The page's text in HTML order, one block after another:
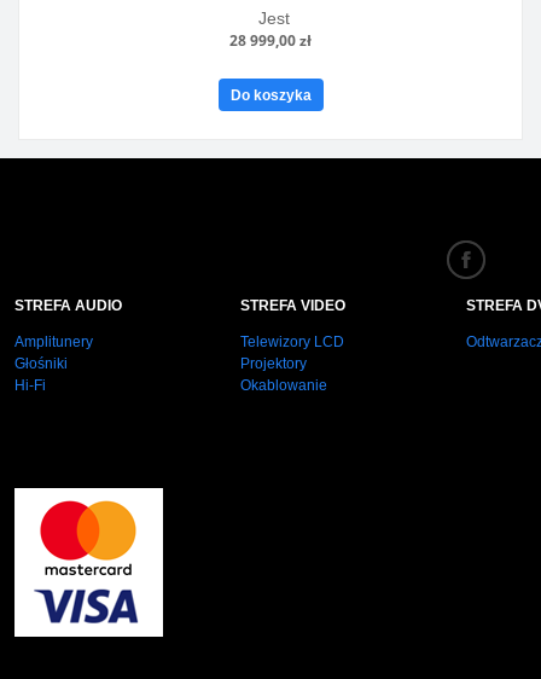
Jest
28 999,00 zł
Do koszyka
STREFA AUDIO
Amplitunery
Głośniki
Hi-Fi
STREFA VIDEO
Telewizory LCD
Projektory
Okablowanie
STREFA